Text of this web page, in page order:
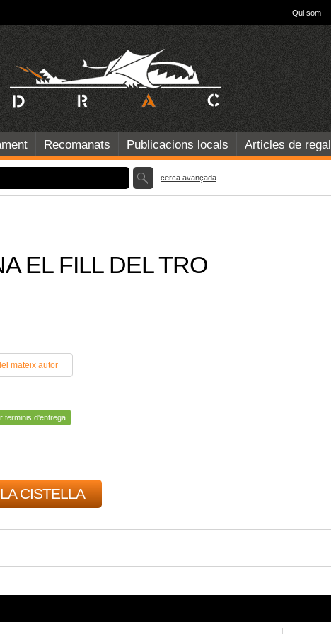
Qui som
Recomanats Publicacions locals Articles de regal
cerca avançada
EL FILL DEL TRO
mateix autor
terminis d'entrega
CISTELLA